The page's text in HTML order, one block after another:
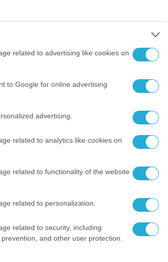
related to advertising like cookies on
to Google for online advertising
advertising.
related to analytics like cookies on
related to functionality of the website
related to personalization.
related to security, including
and other user protection.
να εκτοξεύουν πυραύλους
εβδομάδα,
ανάμεσα στο Ιράν και το
ή τις αναφορές